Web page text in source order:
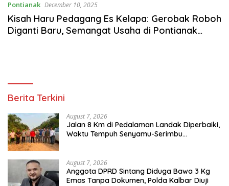
Pontianak December 10, 2025
Kisah Haru Pedagang Es Kelapa: Gerobak Roboh
Diganti Baru, Semangat Usaha di Pontianak
Berita Terkini
August 7, 2026
Jalan 8 Km di Pedalaman Landak Diperbaiki,
Waktu Tempuh Senyamu-Serimbu
August 7, 2026
Anggota DPRD Sintang Diduga Bawa 3 Kg
Emas Tanpa Dokumen, Polda Kalbar Diuji